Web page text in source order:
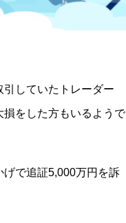
していたトレーダー
をした方もいるようで
で追証5,000万円を訴